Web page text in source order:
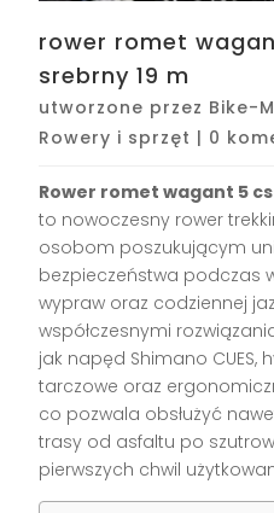
rower romet
srebrny 19 m
utworzone przez Bike-
Rowery i sprzęt | 0
Rower romet wagant 5
to nowoczesny rower
osobom poszukującym
bezpieczeństwa podczas
wypraw oraz codziennej
współczesnymi
jak napęd Shimano CUES,
tarczowe oraz
co pozwala obsłużyć
trasy od asfaltu po
pierwszych chwil